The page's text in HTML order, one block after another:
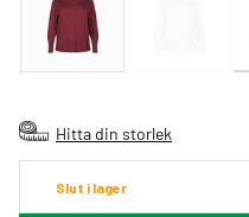
Hitta din storlek
Slut i lager